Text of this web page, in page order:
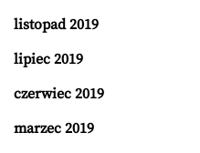
listopad 2019
lipiec 2019
czerwiec 2019
marzec 2019